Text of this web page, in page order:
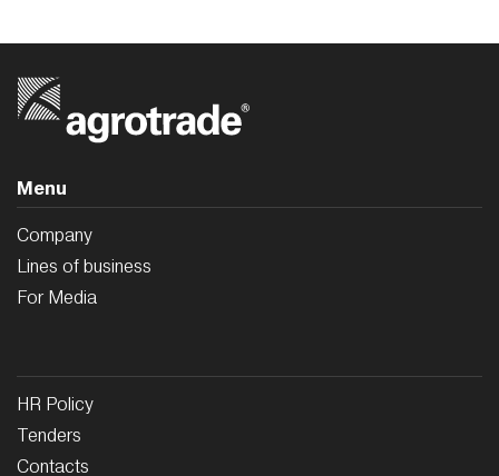
Menu
Company
Lines of business
For Media
HR Policy
Tenders
Contacts